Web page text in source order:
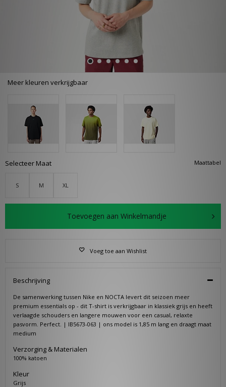
Meer kleuren verkrijgbaar
Maattabel
Selecteer Maat
S M XL
Toevoegen aan Winkelmandje
Voeg toe aan Wishlist
Beschrijving
De samenwerking tussen Nike en NOCTA levert dit seizoen meer
premium essentials op - dit T-shirt is verkrijgbaar in klassiek grijs en heeft
verlaagde schouders en langere mouwen voor een casual, relaxte
pasvorm. Perfect. | IB5673-063 | ons model is 1,85 m lang en draagt maat
medium
Verzorging & Materialen
100% katoen
Kleur
Grijs